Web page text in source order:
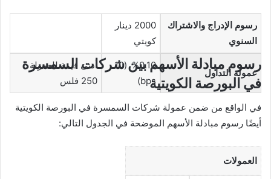
رسوم الإدراج والاشتراك
السنوي
2000 دينار
كويتي
عمولة التداول
%0.10 (10
bps)
أدنى قيمة للعمولة
250 فلس
رسوم مبادلة الأسهم بين شركات السمسرة
في البورصة الكويتية
في الواقع من ضمن عمولة شركات السمسرة في البورصة الكويتية
أيضًا رسوم مبادلة الأسهم الموضحة في الجدول التالي:
العمولات